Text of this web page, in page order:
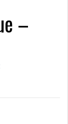
–